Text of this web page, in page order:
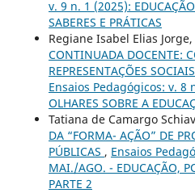
v. 9 n. 1 (2025):
SABERES E PRÁTICAS
Regiane Isabel Elias Jorge,
CONTINUADA DOCENTE:
REPRESENTAÇÕES
Ensaios Pedagógicos: v. 8
OLHARES SOBRE A
Tatiana de Camargo
DA “FORMA- AÇÃO” DE
PÚBLICAS , Ensaios
MAI./AGO. - EDUCAÇÃO,
PARTE 2